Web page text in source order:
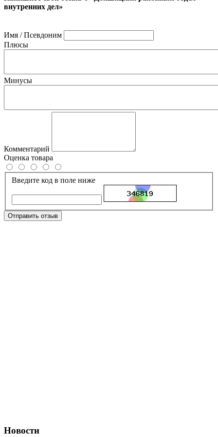
внутренних дел»
Имя / Псевдоним
Плюсы
Минусы
Комментарий
Оценка товара
Введите код в поле ниже
Отправить отзыв
Новости